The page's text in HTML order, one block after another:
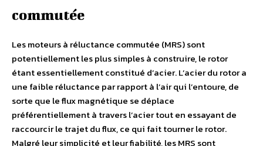
commutée
Les moteurs à réluctance commutée (MRS) sont
potentiellement les plus simples à construire, le rotor
étant essentiellement constitué d’acier. L’acier du rotor a
une faible réluctance par rapport à l’air qui l’entoure, de
sorte que le flux magnétique se déplace
préférentiellement à travers l’acier tout en essayant de
raccourcir le trajet du flux, ce qui fait tourner le rotor.
Malgré leur simplicité et leur fiabilité, les MRS sont